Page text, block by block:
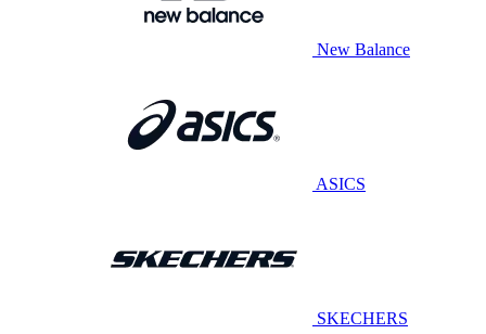
New Balance
ASICS
SKECHERS